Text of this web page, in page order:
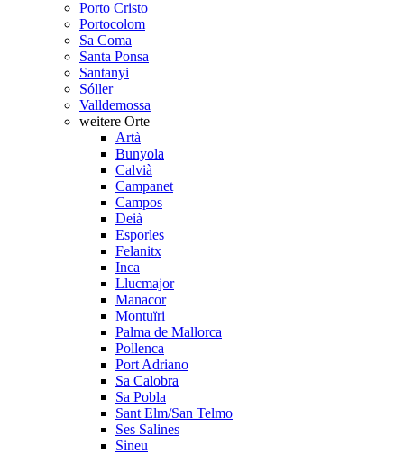
Porto Cristo
Portocolom
Sa Coma
Santa Ponsa
Santanyi
Sóller
Valldemossa
weitere Orte
Artà
Bunyola
Calvià
Campanet
Campos
Deià
Esporles
Felanitx
Inca
Llucmajor
Manacor
Montuïri
Palma de Mallorca
Pollenca
Port Adriano
Sa Calobra
Sa Pobla
Sant Elm/San Telmo
Ses Salines
Sineu